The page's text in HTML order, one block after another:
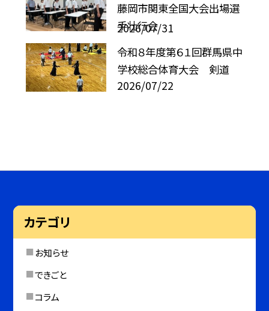
藤岡市関東全国大会出場選
手壮行会
2026/07/31
令和８年度第６１回群馬県中
学校総合体育大会 剣道
2026/07/22
カテゴリ
お知らせ
できごと
コラム